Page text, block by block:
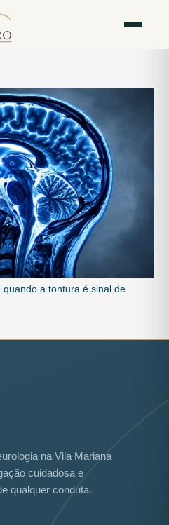
Bela
quando a tontura é sinal de
na Vila Mariana
cuidadosa e
qualquer conduta.